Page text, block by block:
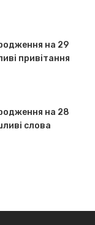
на 29
привітання
на 28
слова